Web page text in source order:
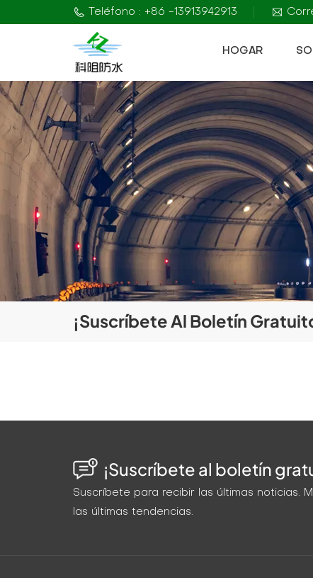
Teléfono : +86 -13913942913
HOGAR
¡Suscríbete Al Boletín
¡Suscríbete al boletín
Suscríbete para recibir las últimas noticias.
las últimas tendencias.